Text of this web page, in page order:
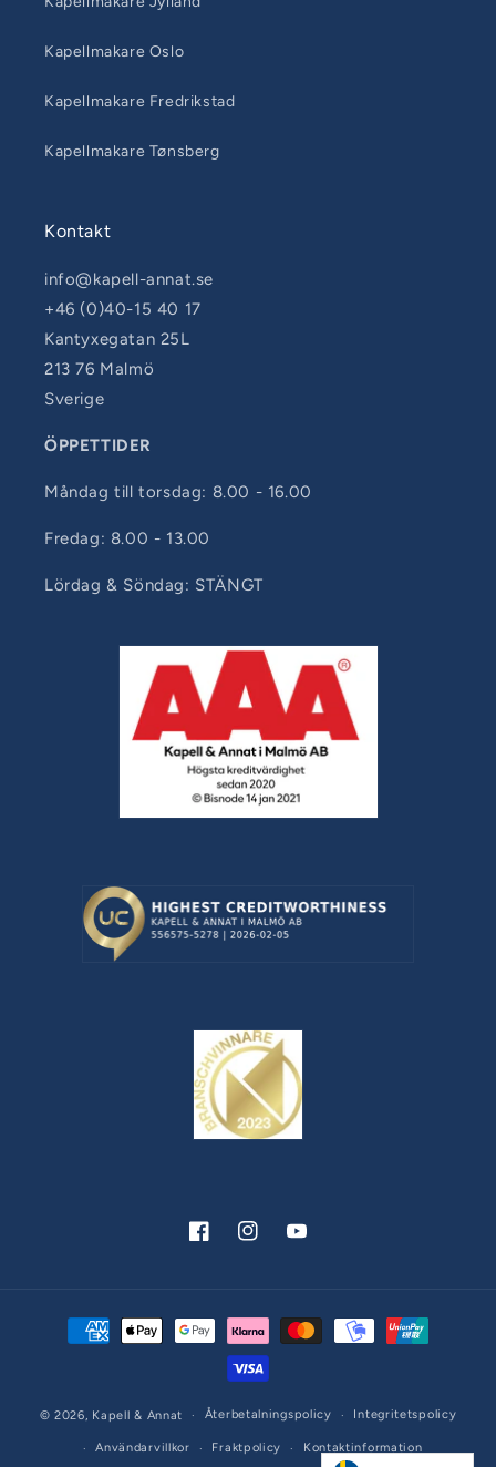
Kapellmakare Oslo
Kapellmakare Fredrikstad
Kapellmakare Tønsberg
Kontakt
info@kapell-annat.se
+46 (0)40-15 40 17
Kantyxegatan 25L
213 76 Malmö
Sverige
ÖPPETTIDER
Måndag till torsdag: 8.00 - 16.00
Fredag: 8.00 - 13.00
Lördag & Söndag: STÄNGT
FacebookInstagramYouTube
Betalningsmetoder
© 2026, Kapell & Annat Återbetalningspolicy Integritetspolicy
Användarvillkor Fraktpolicy Kontaktinformation